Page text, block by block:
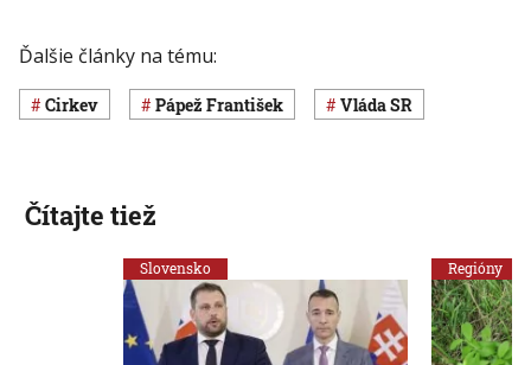
Ďalšie články na tému:
cirkev pápež František vláda SR
Čítajte tiež
Slovensko Regióny